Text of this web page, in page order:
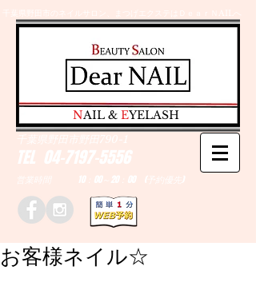
千葉県野田市のネイルサロン、まつげエクステはＤｅａｒＮAILへ
TEL 04-7197-5556
営業時間 10：00～20：00 (予約優先)
千葉県野田市野田790-1
​NAIL & EYELASH
お客様ネイル☆